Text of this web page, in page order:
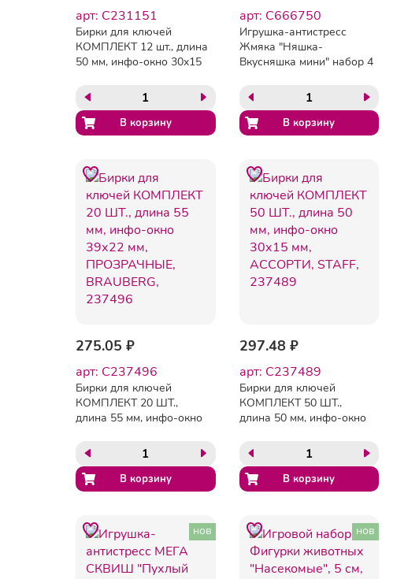
арт: C231151
Бирки для ключей
КОМПЛЕКТ 12 шт., длина
50 мм, инфо-окно 30х15
BRAUBERG, 231151
арт: C666750
Игрушка-антистресс
Жмяка "Няшка-
Вкусняшка мини" набор 4
Т26171
275.05 ₽
арт: C237496
Бирки для ключей
КОМПЛЕКТ 20 ШТ.,
длина 55 мм, инфо-окно
BRAUBERG, 237496
297.48 ₽
арт: C237489
Бирки для ключей
КОМПЛЕКТ 50 ШТ.,
длина 50 мм, инфо-окно
STAFF, 237489
нов нов